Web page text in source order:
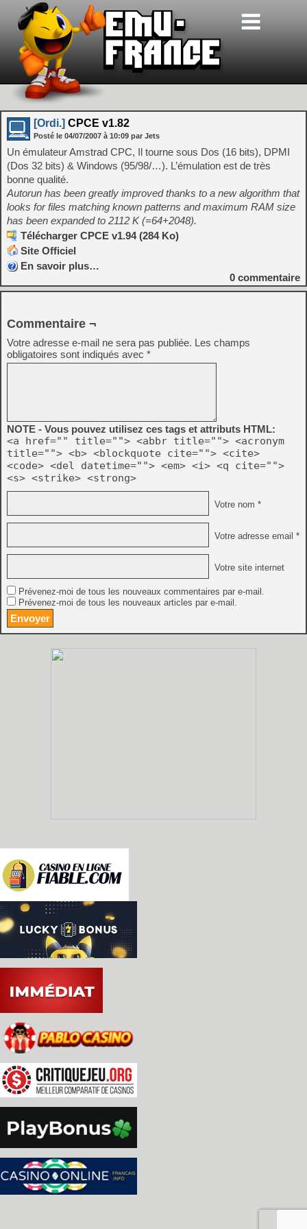
[Ordi.] CPCE v1.82
Posté le 04/07/2007 à 10:09 par Jets
Un émulateur Amstrad CPC, Il tourne sous Dos (16 bits), DPMI
(Dos 32 bits) & Windows (95/98/…). L’émulation est de très
bonne qualité.
Autorun has been greatly improved thanks to a new algorithm that
looks for files matching known patterns and maximum RAM size
has been expanded to 2112 K (=64+2048).
Télécharger CPCE v1.94 (284 Ko)
Site Officiel
En savoir plus…
0 commentaire
Commentaire ¬
Votre adresse e-mail ne sera pas publiée. Les champs
obligatoires sont indiqués avec *
NOTE - Vous pouvez utilisez ces tags et attributs HTML:
<a href="" title=""> <abbr title=""> <acronym
title=""> <b> <blockquote cite=""> <cite>
<code> <del datetime=""> <em> <i> <q cite="">
<s> <strike> <strong>
Votre nom *
Votre adresse email *
Votre site internet
Prévenez-moi de tous les nouveaux commentaires par e-mail.
Prévenez-moi de tous les nouveaux articles par e-mail.